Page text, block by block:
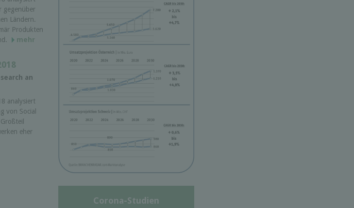
gegenüber
Ländern.
Produkten
mehr
an
analysiert
von Social
eher
Corona-Studien